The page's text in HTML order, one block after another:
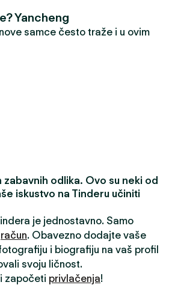
Yancheng
samce često traže i u ovim
odlika. Ovo su neki od
iskustvo na Tinderu učiniti
je jednostavno. Samo
račun. Obavezno dodajte vaše
i biografiju na vaš profil
svoju ličnost.
započeti privlačenja!